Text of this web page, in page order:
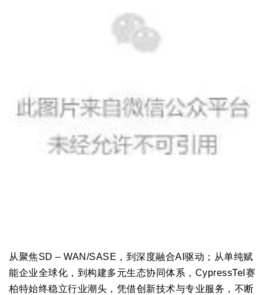
从聚焦SD – WAN/SASE，到深度融合AI驱动；从单纯赋
能企业全球化，到构建多元生态协同体系， CypressTel 赛
柏特始终稳立行业潮头，凭借创新技术与专业服务，不断